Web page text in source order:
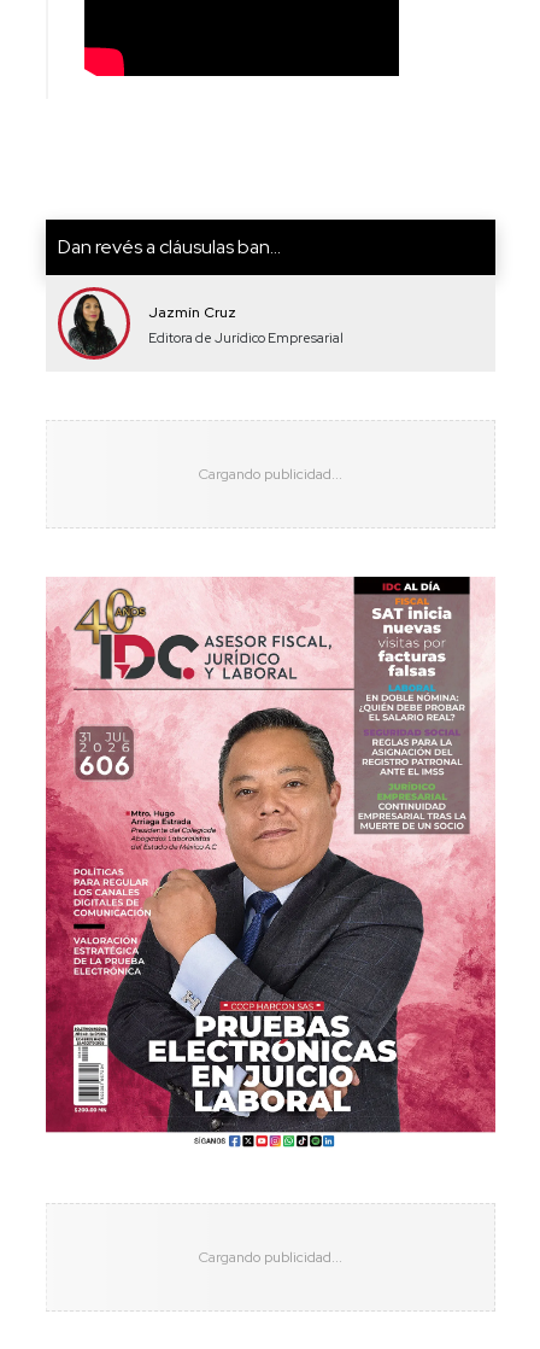
Dan revés a cláusulas ban...
Jazmín Cruz
Editora de Jurídico Empresarial